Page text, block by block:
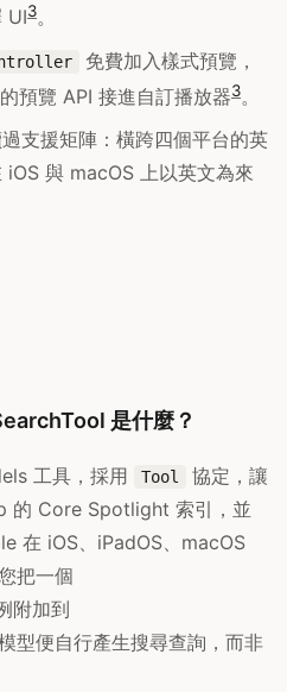
UI3。
免費加入樣式預覽，
的預覽 API 接進自訂播放器3。
支援矩陣：橫跨四個平台的英
與 macOS 上以英文為來
是什麼？
工具，採用 Tool
協定，讓
的 Core Spotlight 索引，並
在 iOS、iPadOS、macOS
把一個
附加到
模型便自行產生搜尋查詢，而非